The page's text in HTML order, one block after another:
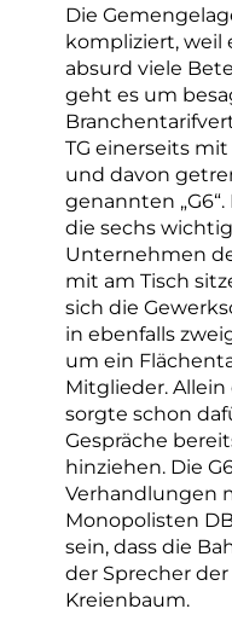
Die
kompliziert, weil
absurd viele
geht es um
TG einerseits
und davon
genannten
die sechs
Unternehmen
mit am Tisch
sich die
in ebenfalls
um ein
Mitglieder.
sorgte schon
Gespräche
hinziehen. Die
Verhandlungen
Monopolisten
sein, dass die
der Sprecher
Kreienbaum.